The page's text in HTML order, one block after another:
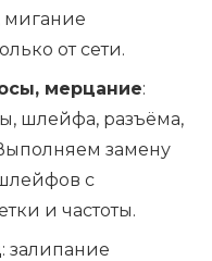
мигание
от сети.
мерцание:
шлейфа, разъёма,
замену
с
и частоты.
: залипание